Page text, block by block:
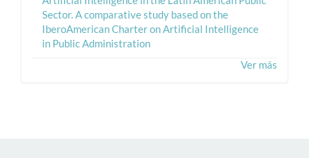
Sector. A comparative study based on the
IberoAmerican Charter on Artificial Intelligence
in Public Administration
Ver más